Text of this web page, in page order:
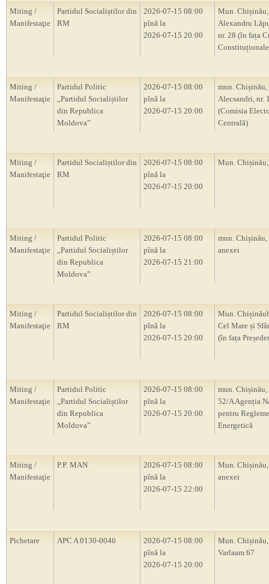
Miting /
Manifestaţie
Partidul Socialiștilor din
RM
2026-07-15 08:00
pînă la
2026-07-15 20:00
Mun. Chișinău,
Alexandru
nr. 28 (în fața
Miting /
Manifestaţie
Partidul Politic
,,Partidul Socialiștilor
din Republica
Moldova”
2026-07-15 08:00
pînă la
2026-07-15 20:00
mun. Chișinău,
Alecsandri, nr.
(Comisia
Centrală)
Miting /
Manifestaţie
Partidul Socialiștilor din
RM
2026-07-15 08:00
pînă la
2026-07-15 20:00
Mun.
Miting /
Manifestaţie
Partidul Politic
,,Partidul Socialiștilor
din Republica
Moldova”
2026-07-15 08:00
pînă la
2026-07-15 21:00
mun.
anexei
Miting /
Manifestaţie
Partidul Socialiștilor din
RM
2026-07-15 08:00
pînă la
2026-07-15 20:00
Mun.
Cel Mare și
(în fața
Miting /
Manifestaţie
Partidul Politic
,,Partidul Socialiștilor
din Republica
Moldova”
2026-07-15 08:00
pînă la
2026-07-15 20:00
mun. Chișinău,
52/A Agenția
pentru
Energetică
Miting /
Manifestaţie
P.P. MAN
2026-07-15 08:00
pînă la
2026-07-15 22:00
Mun.
anexei
Pichetare APC A 0130-0046
2026-07-15 08:00
pînă la
2026-07-15 20:00
Mun. Chișinău,
Varlaam 67